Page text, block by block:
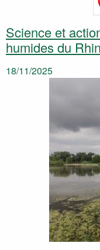
Science et
humides du
18/11/2025